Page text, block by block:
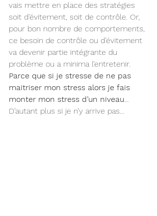
vais mettre en place des stratégies
soit d’évitement, soit de contrôle. Or,
pour bon nombre de comportements,
ce besoin de contrôle ou d’évitement
va devenir partie intégrante du
problème ou a minima l’entretenir.
Parce que si je stresse de ne pas
maitriser mon stress alors je fais
monter mon stress d’un niveau…
D’autant plus si je n’y arrive pas…